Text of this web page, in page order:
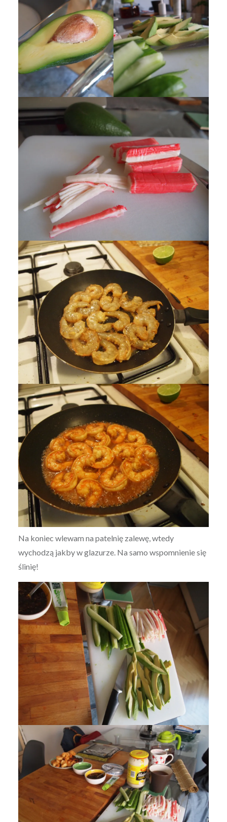
Na koniec wlewam na patelnię zalewę, wtedy
wychodzą jakby w glazurze. Na samo wspomnienie się
ślinię!